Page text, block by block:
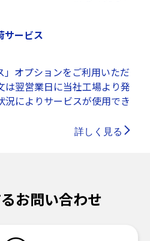
サービス
」オプションをご利用いただ
は翌営業日に当社工場より発
によりサービスが使用でき
詳しく見る
お問い合わせ